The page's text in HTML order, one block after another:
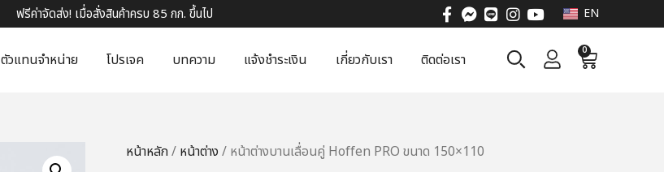
ฟรีค่าจัดส่ง! เมื่อสั่งสินค้าครบ 85 กก. ขึ้นไป EN
ตัวแทนจำหน่าย โปรเจค บทความ แจ้งชำระเงิน เกี่ยวกับเรา ติดต่อเรา 0
หน้าหลัก / หน้าต่าง / หน้าต่างบานเลื่อนคู่ Hoffen PRO ขนาด 150×110